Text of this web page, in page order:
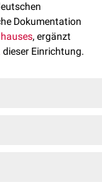
Dokumentation
, ergänzt
dieser Einrichtung.
genannten
Überblick über die